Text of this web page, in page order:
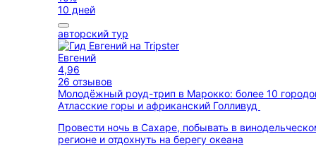
10 дней
авторский тур
Евгений
4,96
26 отзывов
Молодёжный роуд-трип в Марокко: более 10
Атласские горы и африканский Голливуд
Провести ночь в Сахаре, побывать в
регионе и отдохнуть на берегу океана